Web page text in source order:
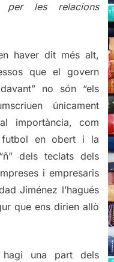
les relacions
haver dit més alt,
que el govern
no són “els
únicament
importància, com
en obert i la
dels teclats dels
i empresaris
Jiménez l’hagués
que ens dirien allò
una part dels